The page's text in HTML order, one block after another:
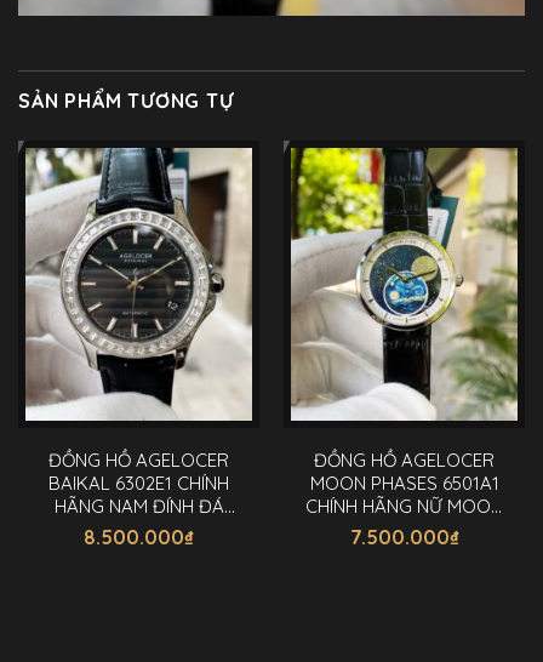
SẢN PHẨM TƯƠNG TỰ
ĐỒNG HỒ AGELOCER
BAIKAL 6302E1 CHÍNH
HÃNG NAM ĐÍNH ĐÁ
40MM
8.500.000₫
ĐỒNG HỒ AGELOCER
MOON PHASES 6501A1
CHÍNH HÃNG NỮ MOON
PHASES 36MM
7.500.000₫